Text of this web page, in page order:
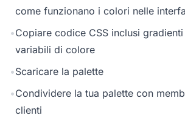
come funzionano i colori nelle
•Copiare codice CSS inclusi
variabili di colore
•Scaricare la palette
•Condividere la tua palette con
clienti